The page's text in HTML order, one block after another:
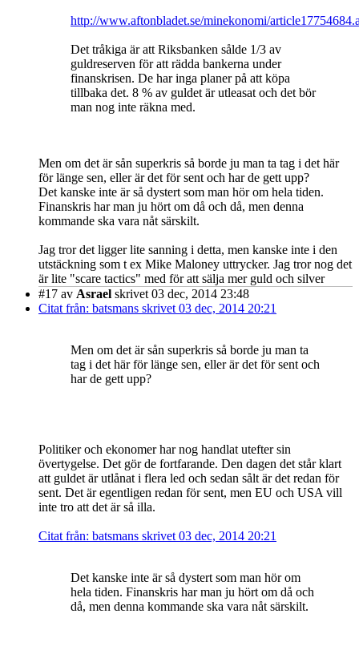
http://www.aftonbladet.se/minekonomi/
Det tråkiga är att Riksbanken sålde 1/3 av
guldreserven för att rädda bankerna under
finanskrisen. De har inga planer på att köpa
tillbaka det. 8 % av guldet är utleasat och det bör
man nog inte räkna med.
Men om det är sån superkris så borde ju man ta tag i det här
för länge sen, eller är det för sent och har de gett upp?
Det kanske inte är så dystert som man hör om hela tiden.
Finanskris har man ju hört om då och då, men denna
kommande ska vara nåt särskilt.
Jag tror det ligger lite sanning i detta, men kanske inte i den
utstäckning som t ex Mike Maloney uttrycker. Jag tror nog det
är lite "scare tactics" med för att sälja mer guld och silver
#17 av Asrael skrivet 03 dec, 2014 23:48
Citat från: batsmans skrivet 03 dec, 2014 20:21
Men om det är sån superkris så borde ju man ta
tag i det här för länge sen, eller är det för sent och
har de gett upp?
Politiker och ekonomer har nog handlat utefter sin
övertygelse. Det gör de fortfarande. Den dagen det står klart
att guldet är utlånat i flera led och sedan sålt är det redan för
sent. Det är egentligen redan för sent, men EU och USA vill
inte tro att det är så illa.
Citat från: batsmans skrivet 03 dec, 2014 20:21
Det kanske inte är så dystert som man hör om
hela tiden. Finanskris har man ju hört om då och
då, men denna kommande ska vara nåt särskilt.